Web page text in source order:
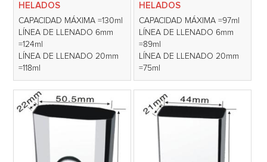
HELADOS
CAPACIDAD MÁXIMA =130ml
LÍNEA DE LLENADO 6mm
=124ml
LÍNEA DE LLENADO 20mm
=118ml
HELADOS
CAPACIDAD MÁXIMA =97ml
LÍNEA DE LLENADO 6mm
=89ml
LÍNEA DE LLENADO 20mm
=75ml